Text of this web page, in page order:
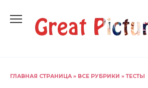
содержанию
ГЛАВНАЯ СТРАНИЦА » ВСЕ РУБРИКИ »ТЕСТЫ